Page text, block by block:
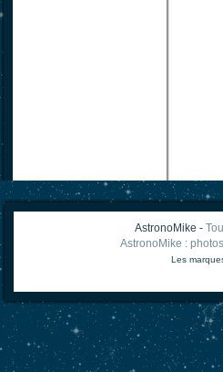
AstronoMike -
AstronoMike :
Les